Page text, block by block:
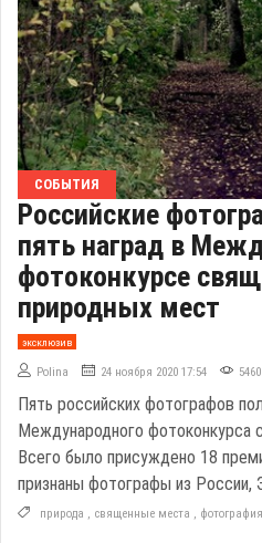
СОБЫТИЯ
Российские
пять наград в
фотоконкурсе
природных мест
эксклюзив
Polina 24 ноября 2020 17:54 5460
Пять российских фотографов
Международного фотоконкурса
Всего было присуждено 18
признаны фотографы из России,
природа , священные места , фотография